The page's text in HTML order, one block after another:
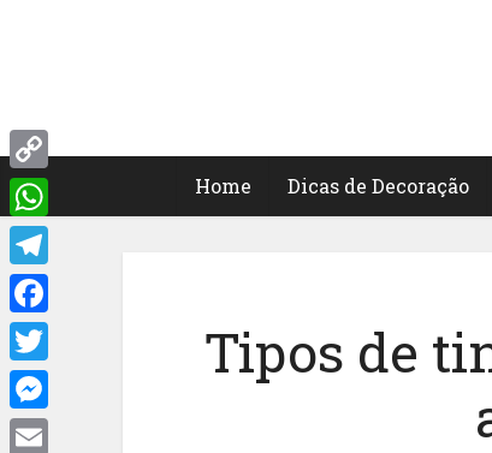
Home Dicas de Decoração
Tipos de
Copy
Link
WhatsApp
Telegram
Facebook
Twitter
Messenger